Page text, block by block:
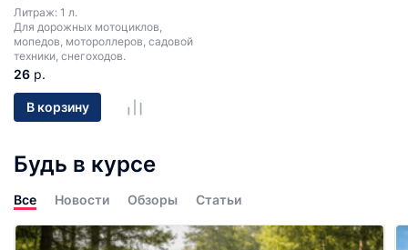
Литраж: 1 л.
Для дорожных мотоциклов,
мопедов, мотороллеров, садовой
техники, снегоходов.
26 р.
В корзину
Будь в курсе
Все Новости Обзоры Статьи